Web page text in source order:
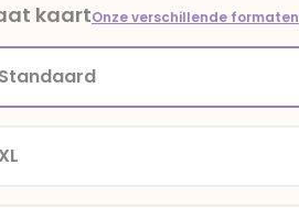
kaartOnze verschillende formaten
XL
Standaard